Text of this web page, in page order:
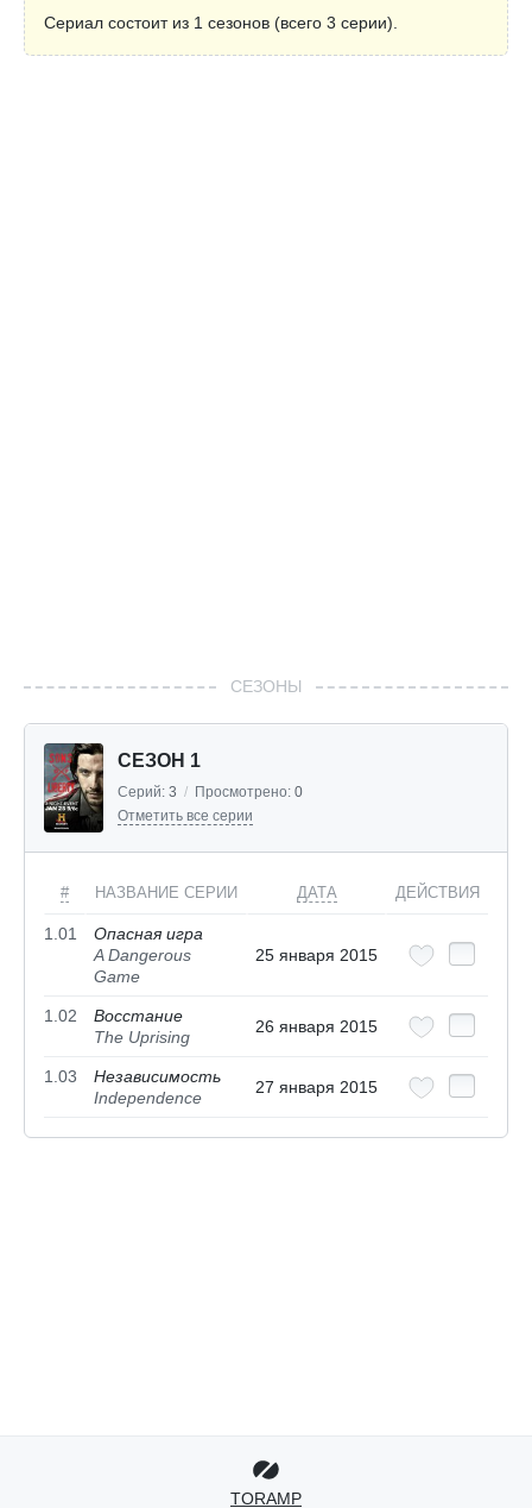
Сериал состоит из 1 сезонов (всего 3 серии).
СЕЗОНЫ
СЕЗОН 1
Серий: 3 / Просмотрено: 0
Отметить все серии
# НАЗВАНИЕ СЕРИИ ДАТА ДЕЙСТВИЯ
1.01
Опасная игра
A Dangerous
Game
25 января 2015
1.02
Восстание
The Uprising
26 января 2015
1.03
Независимость
Independence
27 января 2015
TORAMP